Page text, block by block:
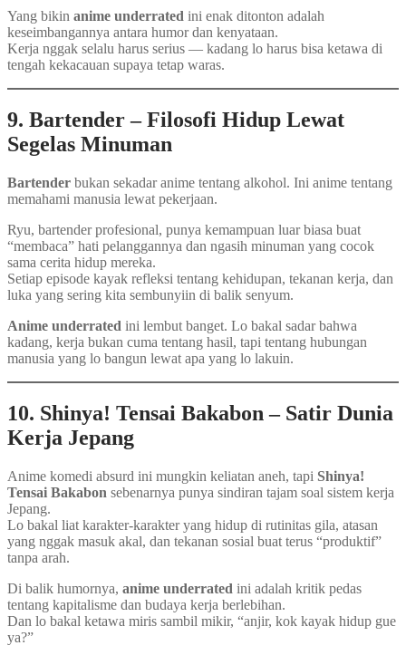
Yang bikin anime underrated ini enak ditonton adalah
keseimbangannya antara humor dan kenyataan.
Kerja nggak selalu harus serius — kadang lo harus bisa ketawa di
tengah kekacauan supaya tetap waras.
9. Bartender – Filosofi Hidup Lewat
Segelas Minuman
Bartender bukan sekadar anime tentang alkohol. Ini anime tentang
memahami manusia lewat pekerjaan.
Ryu, bartender profesional, punya kemampuan luar biasa buat
“membaca” hati pelanggannya dan ngasih minuman yang cocok
sama cerita hidup mereka.
Setiap episode kayak refleksi tentang kehidupan, tekanan kerja, dan
luka yang sering kita sembunyiin di balik senyum.
Anime underrated ini lembut banget. Lo bakal sadar bahwa
kadang, kerja bukan cuma tentang hasil, tapi tentang hubungan
manusia yang lo bangun lewat apa yang lo lakuin.
10. Shinya! Tensai Bakabon – Satir Dunia
Kerja Jepang
Anime komedi absurd ini mungkin keliatan aneh, tapi Shinya!
Tensai Bakabon sebenarnya punya sindiran tajam soal sistem kerja
Jepang.
Lo bakal liat karakter-karakter yang hidup di rutinitas gila, atasan
yang nggak masuk akal, dan tekanan sosial buat terus “produktif”
tanpa arah.
Di balik humornya, anime underrated ini adalah kritik pedas
tentang kapitalisme dan budaya kerja berlebihan.
Dan lo bakal ketawa miris sambil mikir, “anjir, kok kayak hidup gue
ya?”